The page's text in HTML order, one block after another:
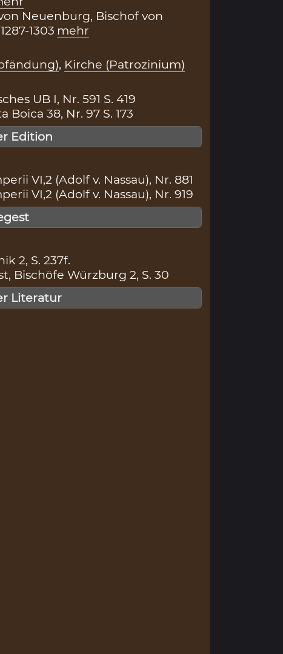
Neuenburg, Bischof von
1303 mehr
, Kirche (Patrozinium)
UB I, Nr. 591 S. 419
Boica 38, Nr. 97 S. 173
Edition
VI,2 (Adolf v. Nassau), Nr. 881
VI,2 (Adolf v. Nassau), Nr. 919
2, S. 237f.
Bischöfe Würzburg 2, S. 30
Literatur